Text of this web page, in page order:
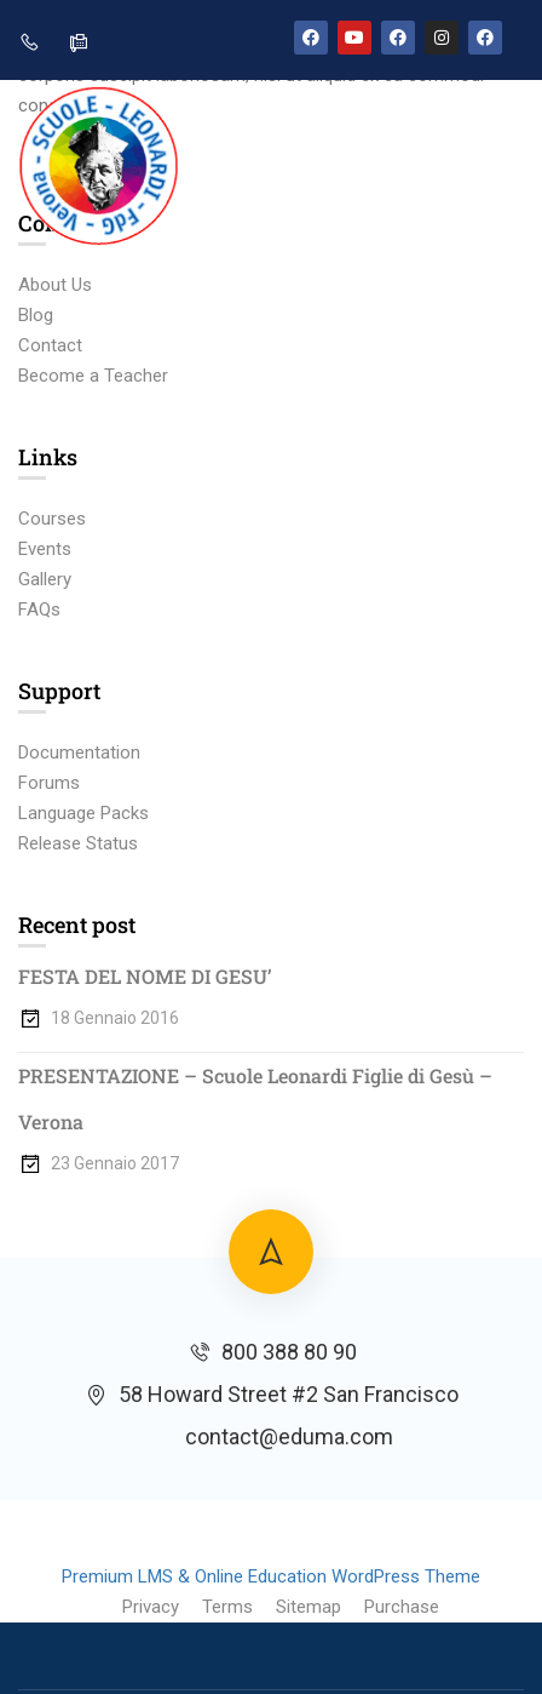
Ut enim ad minima veniam, quis nostrum exercitationem ullam
corporis suscipit laboriosam, nisi ut aliquid ex ea commodi
consequatur
Company
About Us
Blog
Contact
Become a Teacher
Links​
Courses
Events
Gallery
FAQs
Support
Documentation
Forums
Language Packs
Release Status
Recent post
FESTA DEL NOME DI GESU’
18 Gennaio 2016
PRESENTAZIONE – Scuole Leonardi Figlie di Gesù –
Verona
23 Gennaio 2017
800 388 80 90
58 Howard Street #2 San Francisco
contact@eduma.com
Premium LMS & Online Education WordPress Theme
Privacy
Terms Sitemap Purchase